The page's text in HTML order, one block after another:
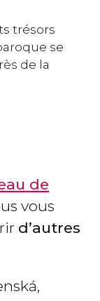
trésors
se
de la
de
vous
d’autres